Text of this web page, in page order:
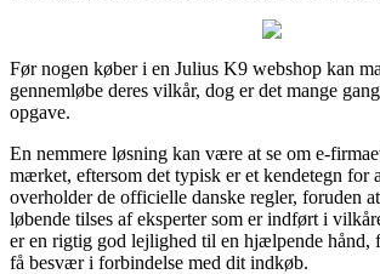
Før nogen køber i en Julius K9 webshop kan
gennemløbe deres vilkår, dog er det mange
opgave.
En nemmere løsning kan være at se om e-
mærket, eftersom det typisk er et kendetegn for
overholder de officielle danske regler, foruden
løbende tilses af eksperter som er indført i
er en rigtig god lejlighed til en hjælpende hånd,
få besvær i forbindelse med dit indkøb.